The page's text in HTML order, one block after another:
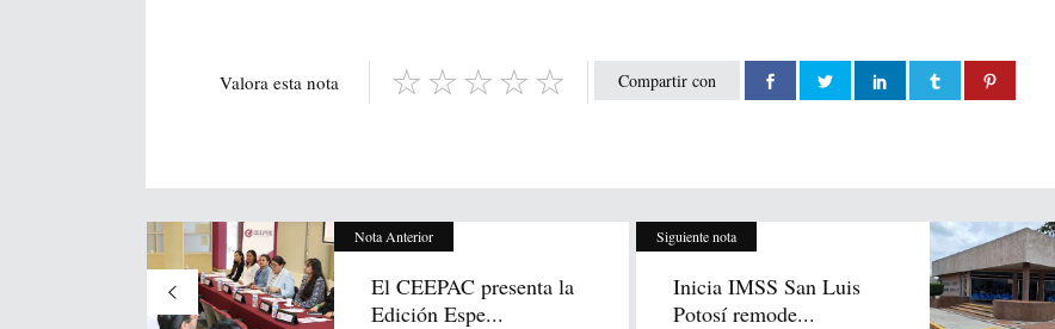
Compartir con
Valora esta nota
Nota Anterior
El CEEPAC presenta la
Edición Espe...
Siguiente nota
Inicia IMSS San Luis
Potosí remode...